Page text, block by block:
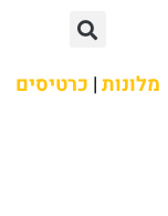
מלונות| כרטיסים